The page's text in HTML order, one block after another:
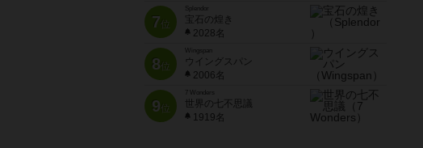
7位
宝石の煌き
2028名
8位
Wingspan
ウイングスパン
2006名
9位
7 Wonders
世界の七不思議
1919名